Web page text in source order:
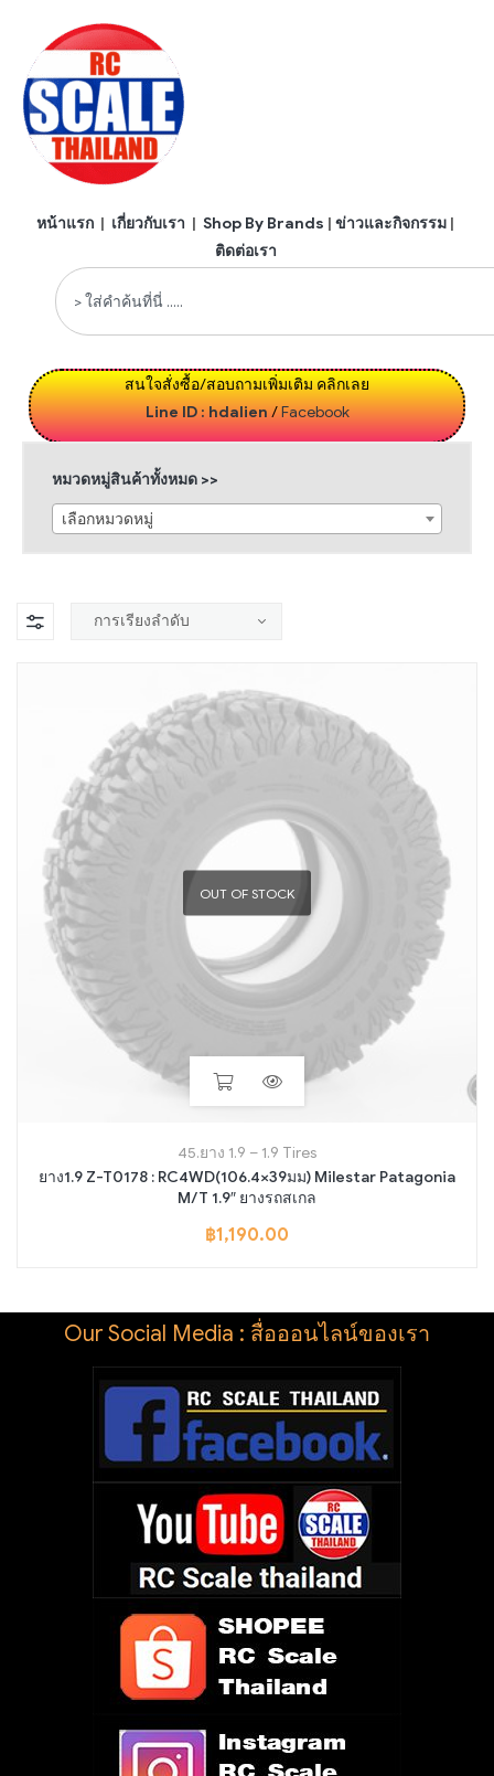
หน้าแรก | เกี่ยวกับเรา | Shop By Brands | ข่าวและกิจกรรม |
ติดต่อเรา
สนใจสั่งซื้อ/สอบถามเพิ่มเติม คลิกเลย
Line ID : hdalien/Facebook
หมวดหมู่สินค้าทั้งหมด >>
เลือกหมวดหมู่
OUT OF STOCK
45.ยาง 1.9 – 1.9 Tires
ยาง1.9 Z-T0178 : RC4WD(106.4×39มม) Milestar Patagonia
M/T 1.9″ ยางรถสเกล
฿1,190.00
Our Social Media : สื่อออนไลน์ของเรา